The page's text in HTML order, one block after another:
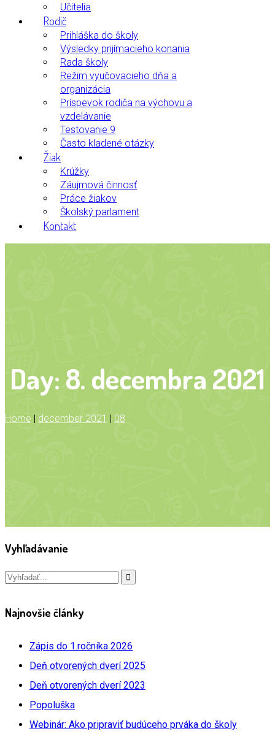
Učitelia
Rodič
Prihláška do školy
Výsledky prijímacieho konania
Rada školy
Režim vyučovacieho dňa a
organizácia
Príspevok rodiča na výchovu a
vzdelávanie
Testovanie 9
Často kladené otázky
Žiak
Krúžky
Záujmová činnosť
Práce žiakov
Školský parlament
Kontakt
Day: 8. decembra 2021
Home | december 2021 | 08
Vyhľadávanie
Najnovšie články
Zápis do 1.ročníka 2026
Deň otvorených dverí 2025
Deň otvorených dverí 2023
Popoluška
Webinár: Ako pripraviť budúceho prváka do školy